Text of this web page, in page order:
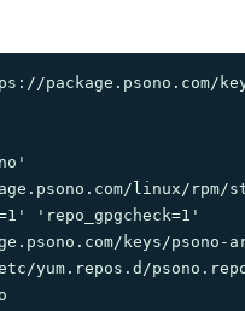
package.psono.com/
linux/rpm/
'repo_gpgcheck=1'
keys/psono-
yum.repos.d/